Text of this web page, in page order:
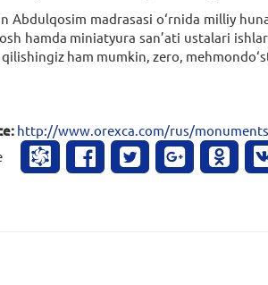
Abdulqosim madrasasi o‘rnida milliy
hamda miniatyura san’ati ustalari
ham mumkin, zero,
http://www.orexca.com/rus/